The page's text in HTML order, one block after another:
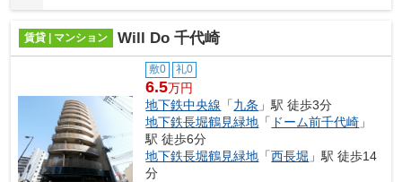
賃貸 | マンション Will Do 千代崎
敷0 礼0
6.5万円
地下鉄中央線 「九条 」駅 徒歩3分
地下鉄長堀鶴見緑地 「 ドーム前千代崎 」
駅 徒歩6分
地下鉄長堀鶴見緑地 「西長堀 」駅 徒歩14
分